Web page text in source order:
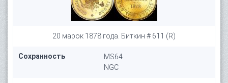
20 марок 1878 года. Биткин # 611 (R)
Сохранность
MS64
NGC